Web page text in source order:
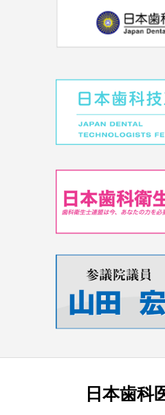
日本歯科